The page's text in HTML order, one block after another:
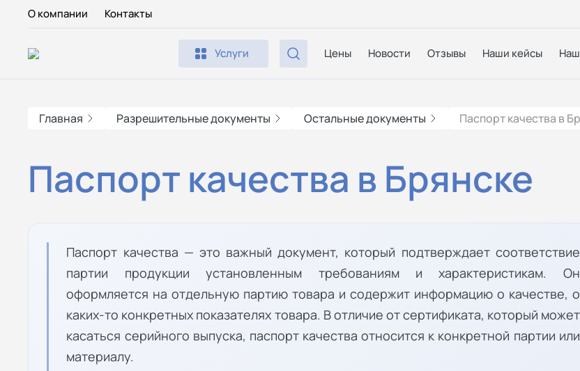
О компании Контакты
Услуги Цены Новости Отзывы Наши кейсы
Главная Разрешительные документы Остальные документы Паспорт качества в
Паспорт качества в Брянске
Паспорт качества — это важный документ, который подтверждает соответствие
партии продукции установленным требованиям и характеристикам. Он
оформляется на отдельную партию товара и содержит информацию о качестве, о
каких-то конкретных показателях товара. В отличие от сертификата, который может
касаться серийного выпуска, паспорт качества относится к конкретной партии или
материалу.